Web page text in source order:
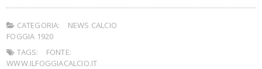
CATEGORIA:
NEWS CALCIO
FOGGIA 1920
TAGS:
FONTE:
WWW.ILFOGGIACALCIO.IT